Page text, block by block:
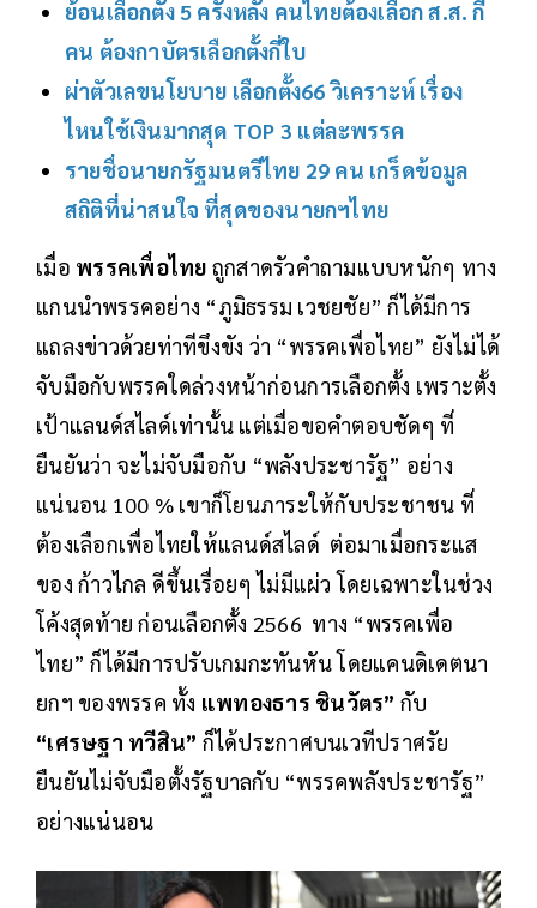
ย้อนเลือกตั้ง 5 ครั้งหลัง คนไทยต้องเลือก ส.ส. กี่
คน ต้องกาบัตรเลือกตั้งกี่ใบ
ผ่าตัวเลขนโยบาย เลือกตั้ง66 วิเคราะห์ เรื่อง
ไหนใช้เงินมากสุด TOP 3 แต่ละพรรค
รายชื่อนายกรัฐมนตรีไทย 29 คน เกร็ดข้อมูล
สถิติที่น่าสนใจ ที่สุดของนายกฯไทย
เมื่อ พรรคเพื่อไทย ถูกสาดรัวคำถามแบบหนักๆ ทาง
แกนนำพรรคอย่าง “ภูมิธรรม เวชยชัย” ก็ได้มีการ
แถลงข่าวด้วยท่าทีขึงขัง ว่า “พรรคเพื่อไทย” ยังไม่ได้
จับมือกับพรรคใดล่วงหน้าก่อนการเลือกตั้ง เพราะตั้ง
เป้าแลนด์สไลด์เท่านั้น แต่เมื่อขอคำตอบชัดๆ ที่
ยืนยันว่า จะไม่จับมือกับ “พลังประชารัฐ” อย่าง
แน่นอน 100 % เขาก็โยนภาระให้กับประชาชน ที่
ต้องเลือกเพื่อไทยให้แลนด์สไลด์ ต่อมาเมื่อกระแส
ของ ก้าวไกล ดีขึ้นเรื่อยๆ ไม่มีแผ่ว โดยเฉพาะในช่วง
โค้งสุดท้าย ก่อนเลือกตั้ง 2566 ทาง “พรรคเพื่อ
ไทย” ก็ได้มีการปรับเกมกะทันหัน โดยแคนดิเดตนา
ยกฯ ของพรรค ทั้ง แพทองธาร ชินวัตร” กับ
“เศรษฐา ทวีสิน” ก็ได้ประกาศบนเวทีปราศรัย
ยืนยันไม่จับมือตั้งรัฐบาลกับ “พรรคพลังประชารัฐ”
อย่างแน่นอน